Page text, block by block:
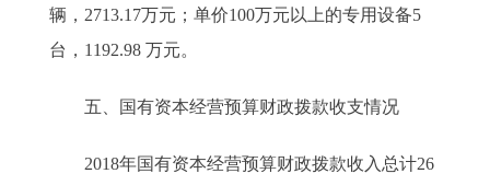
辆，2713.17万元；单价100万元以上的专用设备5
台，1192.98 万元。
五、国有资本经营预算财政拨款收支情况
2018年国有资本经营预算财政拨款收入总计26